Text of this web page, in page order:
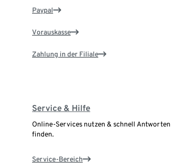
Paypal
Vorauskasse
Zahlung in der Filiale
Service & Hilfe
Online-Services nutzen & schnell Antworten
finden.
Service-Bereich